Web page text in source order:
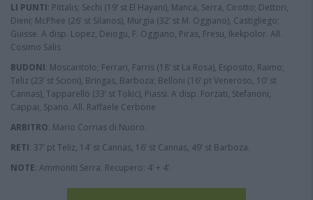
LI PUNTI: Pittalis; Sechi (19’ st El Hayani), Manca, Serra, Cirotto; Dettori,
Dieni; McPhee (26’ st Silanos), Murgia (32’ st M. Oggiano), Castigliego;
Guisse. A disp. Lopez, Deiogu, F. Oggiano, Piras, Fresu, Ikekpolor. All.
Cosimo Salis
BUDONI: Moscaritolo; Ferrari, Farris (18’ st La Rosa), Esposito, Raimo;
Teliz (23’ st Scioni), Bringas, Barboza; Belloni (16’ pt Veneroso, 10’ st
Cannas), Tapparello (33’ st Tokic), Piassi. A disp. Forzati, Stefanoni,
Cappai, Spano. All. Raffaele Cerbone
ARBITRO: Mario Corrias di Nuoro.
RETI: 37’ pt Teliz, 14’ st Cannas, 16’ st Cannas, 49’ st Barboza.
NOTE: Ammoniti Serra. Recupero: 4’ + 4’.